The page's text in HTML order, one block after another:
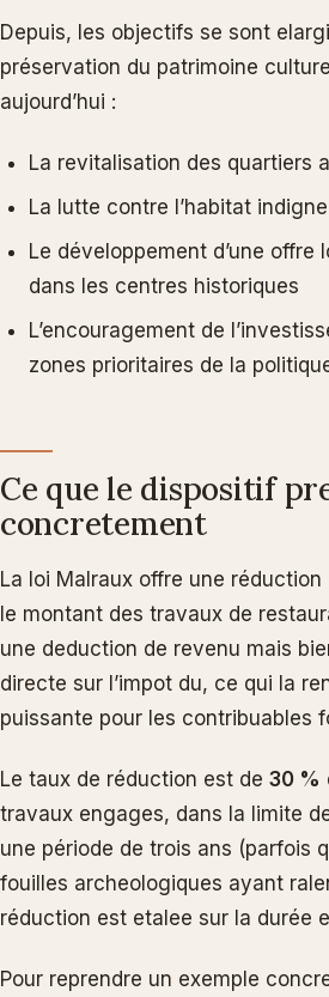
Depuis, les objectifs se sont
préservation du patrimoine
aujourd’hui :
La revitalisation des quartiers
La lutte contre l’habitat indigne
Le développement d’une offre
dans les centres historiques
L’encouragement de
zones prioritaires de la
Ce que le dispositif
concretement
La loi Malraux offre une réduction
le montant des travaux de
une deduction de revenu mais
directe sur l’impot du, ce qui la
puissante pour les contribuables
Le taux de réduction est de 30 %
travaux engages, dans la limite
une période de trois ans (parfois
fouilles archeologiques ayant
réduction est etalee sur la durée
Pour reprendre un exemple